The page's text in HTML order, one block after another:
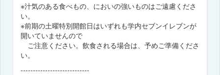
※汁気のある食べもの、においの強いものはご遠慮くださ
い。
※前期の土曜特別開館日はいずれも学内セブンイレブンが
開いていませんので
ご注意ください。飲食される場合は、予めご準備くださ
い。
----------------------------